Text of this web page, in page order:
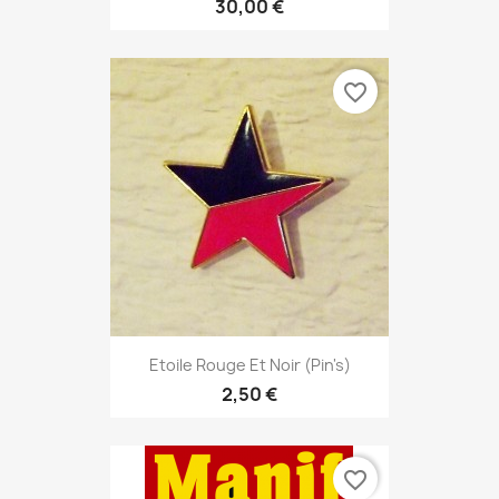
30,00 €
Etoile Rouge Et Noir (pin's)
2,50 €
favorite_border
favorite_border